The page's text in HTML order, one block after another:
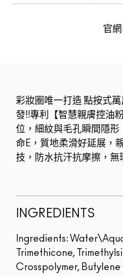
官
彩妝圈唯一打造 點按式
發!!專利【智慧親膚控油
位，細紋與毛孔瞬間隱
命E，質地柔滑好延展，
技，防水抗汗抗摩擦，無
INGREDIENTS
Ingredients:
Trimethicone,
Crosspolymer,